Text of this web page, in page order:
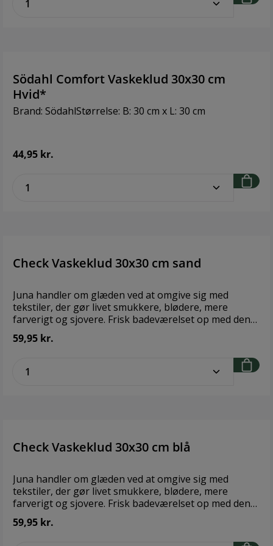
Södahl Comfort Vaskeklud 30x30 cm
Hvid*
Brand: SödahlStørrelse: B: 30 cm x L: 30 cm
44,95 kr.
Check Vaskeklud 30x30 cm sand
Juna handler om glæden ved at omgive sig med
tekstiler, der gør livet smukkere, blødere, mere
farverigt og sjovere. Frisk badeværelset op med den
skønne Check-vaskeklud i klassisk og varme sand
nuance. Den ensfarvede Check-vaskeklud har et svagt
geometrisk mønster, måler 30x30 cm og er fremstillet
i 100% økologisk bomuld, der både er OEKO-TEX®-
59,95 kr.
Check Vaskeklud 30x30 cm blå
Juna handler om glæden ved at omgive sig med
tekstiler, der gør livet smukkere, blødere, mere
farverigt og sjovere. Frisk badeværelset op med den
skønne Check-vaskeklud i blå nuance, der minder om
havets farve på en sommerdag. Den ensfarvede
Check-vaskeklud har et svagt geometrisk mønster,
59,95 kr.